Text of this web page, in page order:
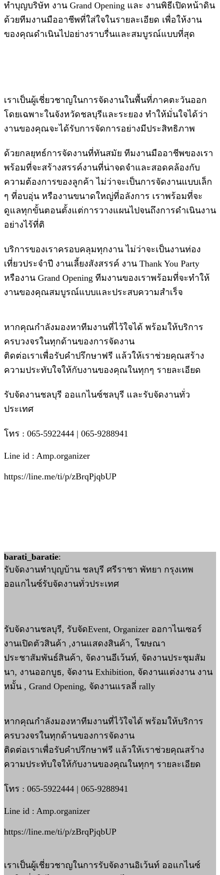
ทำบุญบริษัท งาน Grand Opening และ งานพิธีเปิดหน้าดิน
ด้วยทีมงานมืออาชีพที่ใส่ใจในรายละเอียด เพื่อให้งาน
ของคุณดำเนินไปอย่างราบรื่นและสมบูรณ์แบบที่สุด
เราเป็นผู้เชี่ยวชาญในการจัดงานในพื้นที่ภาคตะวันออก
โดยเฉพาะในจังหวัดชลบุรีและระยอง ทำให้มั่นใจได้ว่า
งานของคุณจะได้รับการจัดการอย่างมีประสิทธิภาพ
ด้วยกลยุทธ์การจัดงานที่ทันสมัย ทีมงานมืออาชีพของเรา
พร้อมที่จะสร้างสรรค์งานที่น่าจดจำและสอดคล้องกับ
ความต้องการของลูกค้า ไม่ว่าจะเป็นการจัดงานแบบเล็ก
ๆ ที่อบอุ่น หรืองานขนาดใหญ่ที่อลังการ เราพร้อมที่จะ
ดูแลทุกขั้นตอนตั้งแต่การวางแผนไปจนถึงการดำเนินงาน
อย่างไร้ที่ติ
บริการของเราครอบคลุมทุกงาน ไม่ว่าจะเป็นงานท่อง
เที่ยวประจำปี งานเลี้ยงสังสรรค์ งาน Thank You Party
หรืองาน Grand Opening ทีมงานของเราพร้อมที่จะทำให้
งานของคุณสมบูรณ์แบบและประสบความสำเร็จ
หากคุณกำลังมองหาทีมงานที่ไว้ใจได้ พร้อมให้บริการ
ครบวงจรในทุกด้านของการจัดงาน
ติดต่อเราเพื่อรับคำปรึกษาฟรี แล้วให้เราช่วยคุณสร้าง
ความประทับใจให้กับงานของคุณในทุกๆ รายละเอียด
รับจัดงานชลบุรี ออแกไนซ์ชลบุรี และรับจัดงานทั่ว
ประเทศ
โทร : 065-5922444 | 065-9288941
Line id : Amp.organizer
https://line.me/ti/p/zBrqPjqbUP
barati_baratie:
รับจัดงานทำบุญบ้าน ชลบุรี ศรีราชา พัทยา กรุงเทพ
ออแกไนซ์รับจัดงานทั่วประเทศ
รับจัดงานชลบุรี, รับจัดEvent, Organizer ออกาไนเซอร์
งานเปิดตัวสินค้า ,งานแสดงสินค้า, โฆษณา
ประชาสัมพันธ์สินค้า, จัดงานอีเว้นท์, จัดงานประชุมสัม
นา, งานออกบูธ, จัดงาน Exhibition, จัดงานแต่งงาน งาน
หมั้น , Grand Opening, จัดงานแรลลี่ rally
หากคุณกำลังมองหาทีมงานที่ไว้ใจได้ พร้อมให้บริการ
ครบวงจรในทุกด้านของการจัดงาน
ติดต่อเราเพื่อรับคำปรึกษาฟรี แล้วให้เราช่วยคุณสร้าง
ความประทับใจให้กับงานของคุณในทุกๆ รายละเอียด
โทร : 065-5922444 | 065-9288941
Line id : Amp.organizer
https://line.me/ti/p/zBrqPjqbUP
เราเป็นผู้เชี่ยวชาญในการรับจัดงานอิเว้นท์ ออแกไนซ์